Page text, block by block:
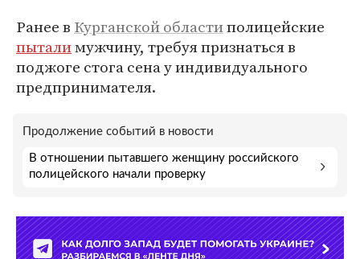
Ранее в Курганской областиполицейские
пыталимужчину, требуя признаться в
поджоге стога сена у индивидуального
предпринимателя.
Продолжение событий в новости
В отношении пытавшего женщину российского
полицейского начали проверку